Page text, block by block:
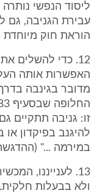
ליסוד הנפשי
הוראת חוק מיוחדת LEX SPECIALIS.
12. כדי להשלים
האפשרות אותה
מדובר בגינבה
זו: גניבה תתקיים
להיגנב בפיקדון
במירמה ..."
13. לענייננו,
ולא בבעלות חלקית.